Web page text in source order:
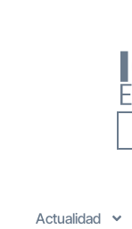
Actualidad